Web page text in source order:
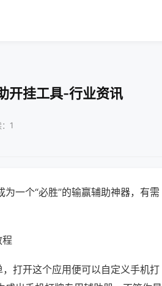
开挂工具-行业资讯
1
一个“必胜”的输赢辅助神器，有需
打开这个应用便可以自定义手机打